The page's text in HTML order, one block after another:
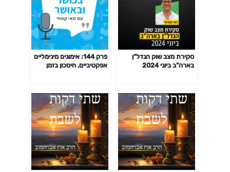
סקירת מצב שוק הנדל"ן
בארה"ב ביוני 2024
פרק 144: אימונים מינימליים
אפקטיביים, חיסכון בזמן